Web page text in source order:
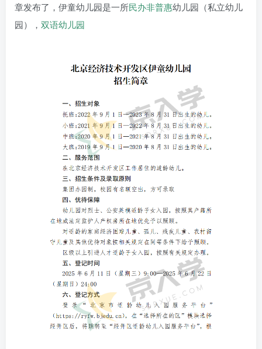
章发布了，伊童幼儿园是一所民办非普惠幼儿园（私立幼儿
园）， 双语幼儿园